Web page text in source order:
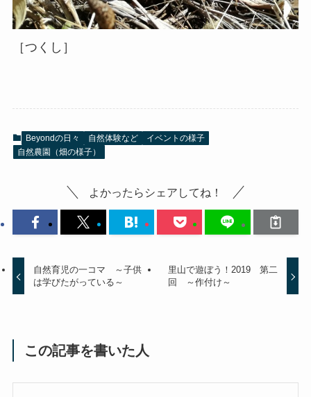
［つくし］
Beyondの日々 自然体験など
イベントの様子
自然農園（畑の様子）
よかったらシェアしてね！
自然育児の一コマ ～子供
は学びたがっている～
里山で遊ぼう！2019 第二
回 ～作付け～
この記事を書いた人